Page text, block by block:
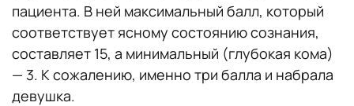
пациента. В ней максимальный балл, который
соответствует ясному состоянию сознания,
составляет 15, а минимальный (глубокая кома)
— 3. К сожалению, именно три балла и набрала
девушка.